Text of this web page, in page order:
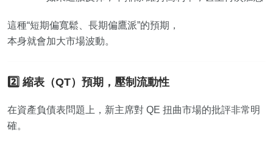
這種“短期偏寬鬆、長期偏鷹派”的預期，
本身就會加大市場波動。
2️⃣ 縮表（QT）預期，壓制流動性
在資產負債表問題上，新主席對 QE 扭曲市場的批評非常明
確。